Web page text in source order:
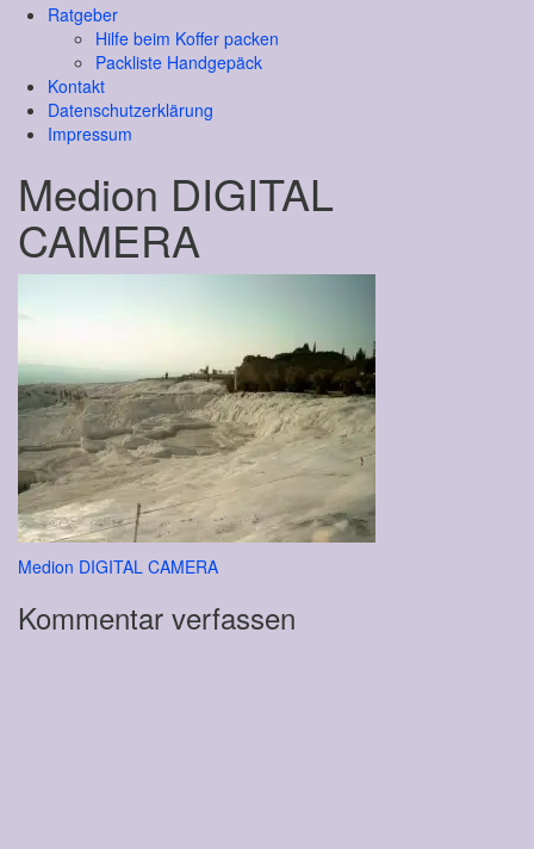
Ratgeber
Hilfe beim Koffer packen
Packliste Handgepäck
Kontakt
Datenschutzerklärung
Impressum
Medion DIGITAL
CAMERA
Beitragsnavigation
Medion DIGITAL CAMERA
Kommentar verfassen